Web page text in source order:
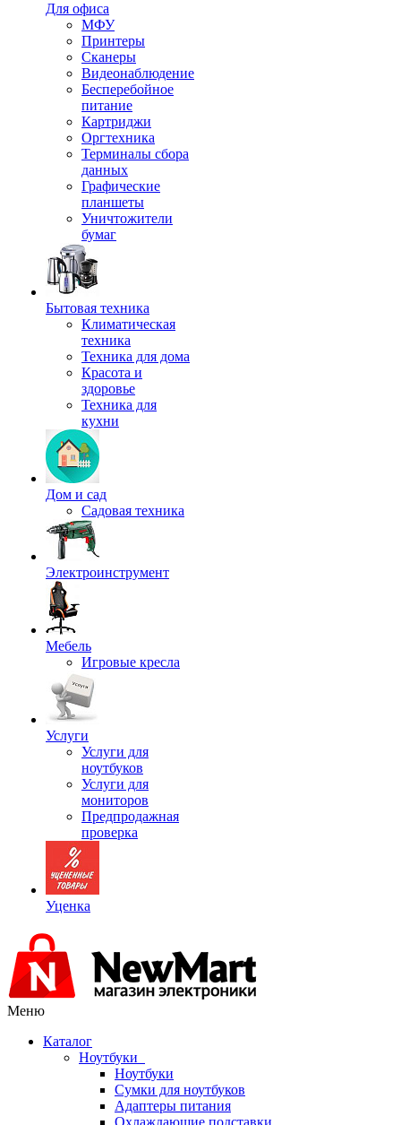
Для офиса
МФУ
Принтеры
Сканеры
Видеонаблюдение
Бесперебойное
питание
Картриджи
Оргтехника
Терминалы сбора
данных
Графические
планшеты
Уничтожители
бумаг
Бытовая техника
Климатическая
техника
Техника для дома
Красота и
здоровье
Техника для
кухни
Дом и сад
Садовая техника
Электроинструмент
Мебель
Игровые кресла
Услуги
Услуги для
ноутбуков
Услуги для
мониторов
Предпродажная
проверка
Уценка
Меню
Каталог
Ноутбуки
Ноутбуки
Сумки для ноутбуков
Адаптеры питания
Охлаждающие подставки